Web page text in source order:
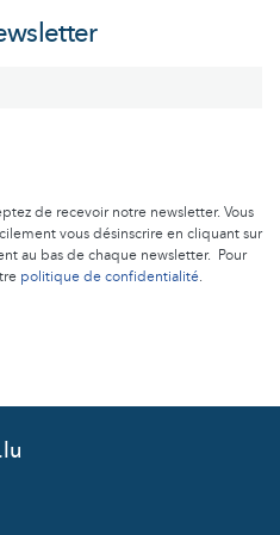
de recevoir notre newsletter. Vous
vous désinscrire en cliquant sur
au bas de chaque newsletter. Pour
politique de confidentialité.